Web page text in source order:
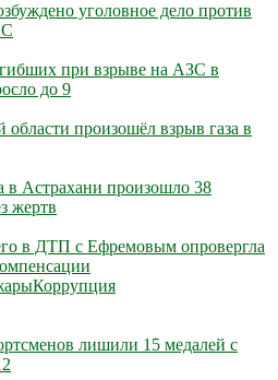
уголовное дело против
при взрыве на АЗС в
до 9
области произошёл взрыв газа в
в Астрахани произошло 38
жертв
в ДТП с Ефремовым опровергла
Коррупция
лишили 15 медалей с